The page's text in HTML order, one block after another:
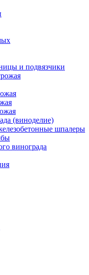
и подвязчики
(виноделие)
шпалеры
винограда